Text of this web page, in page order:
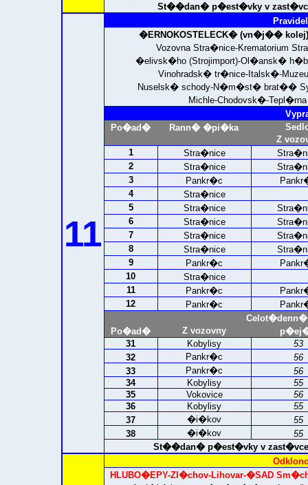
St��dan� p�est�vky v
11
�ERNOKOSTELECK� (vn�j��
Vozovna Stra�nice-Krematorium
�elivsk�ho (Strojimport)-Ol�ansk�
Vinohradsk� tr�nice-Italsk�-
Nuselsk� schody-N�m�st� brat��
Michle-Chodovsk�-Tepl�rna
Po�ad�
Rann� �pi�ka
Z
1
Stra�nice
2
Stra�nice
3
Pankr�c
4
Stra�nice
5
Stra�nice
6
Stra�nice
7
Stra�nice
8
Stra�nice
9
Pankr�c
10
Stra�nice
11
Pankr�c
12
Pankr�c
Po�ad�
Z vozovny
31
Kobylisy
53
32
Pankr�c
56
33
Pankr�c
56
34
Kobylisy
55
35
Vokovice
56
36
Kobylisy
55
37
�i�kov
55
38
�i�kov
55
St��dan� p�est�vky v zast�vce
HLUBO�EPY-Zl�chov-Lihovar-�SAD